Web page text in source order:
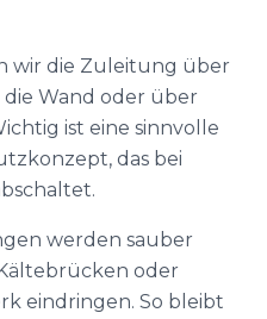
wir die Zuleitung über
Wand oder über
ist eine sinnvolle
das bei
werden sauber
oder
eindringen. So bleibt